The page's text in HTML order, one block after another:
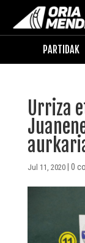
PARTIDAK
Urriza
Jul 11, 2020| 0